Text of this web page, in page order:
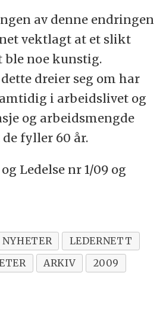
av denne endringen
vektlagt at et slikt
noe kunstig.
dreier seg om har
i arbeidslivet og
og arbeidsmengde
fyller 60 år.
Ledelse nr 1/09 og
NYHETER
LEDERNETT
ARKIV
2009